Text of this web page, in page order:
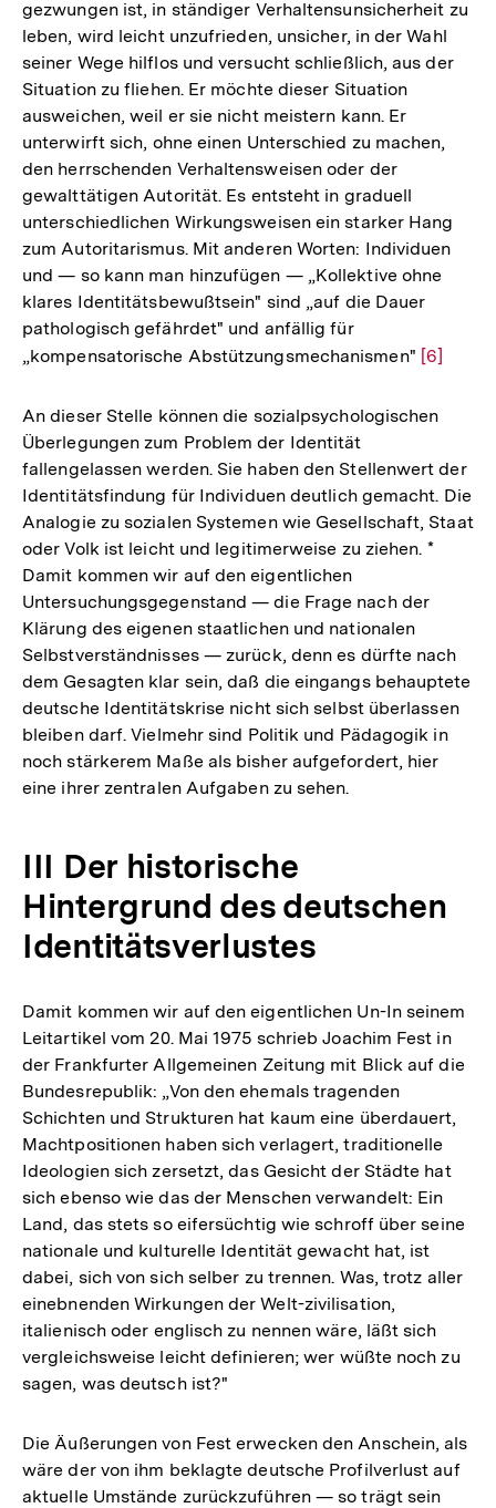
gezwungen ist, in ständiger Verhaltensunsicherheit zu
leben, wird leicht unzufrieden, unsicher, in der Wahl
seiner Wege hilflos und versucht schließlich, aus der
Situation zu fliehen. Er möchte dieser Situation
ausweichen, weil er sie nicht meistern kann. Er
unterwirft sich, ohne einen Unterschied zu machen,
den herrschenden Verhaltensweisen oder der
gewalttätigen Autorität. Es entsteht in graduell
unterschiedlichen Wirkungsweisen ein starker Hang
zum Autoritarismus. Mit anderen Worten: Individuen
und — so kann man hinzufügen — „Kollektive ohne
klares Identitätsbewußtsein" sind „auf die Dauer
pathologisch gefährdet" und anfällig für
„kompensatorische Abstützungsmechanismen" Zur
der
[6]
An dieser Stelle können die sozialpsychologischen
Überlegungen zum Problem der Identität
fallengelassen werden. Sie haben den Stellenwert der
Identitätsfindung für Individuen deutlich gemacht. Die
Analogie zu sozialen Systemen wie Gesellschaft, Staat
oder Volk ist leicht und legitimerweise zu ziehen. *
Damit kommen wir auf den eigentlichen
Untersuchungsgegenstand — die Frage nach der
Klärung des eigenen staatlichen und nationalen
Selbstverständnisses — zurück, denn es dürfte nach
dem Gesagten klar sein, daß die eingangs behauptete
deutsche Identitätskrise nicht sich selbst überlassen
bleiben darf. Vielmehr sind Politik und Pädagogik in
noch stärkerem Maße als bisher aufgefordert, hier
eine ihrer zentralen Aufgaben zu sehen.
III Der historische
Hintergrund des deutschen
Identitätsverlustes
Damit kommen wir auf den eigentlichen Un-In seinem
Leitartikel vom 20. Mai 1975 schrieb Joachim Fest in
der Frankfurter Allgemeinen Zeitung mit Blick auf die
Bundesrepublik: „Von den ehemals tragenden
Schichten und Strukturen hat kaum eine überdauert,
Machtpositionen haben sich verlagert, traditionelle
Ideologien sich zersetzt, das Gesicht der Städte hat
sich ebenso wie das der Menschen verwandelt: Ein
Land, das stets so eifersüchtig wie schroff über seine
nationale und kulturelle Identität gewacht hat, ist
dabei, sich von sich selber zu trennen. Was, trotz aller
einebnenden Wirkungen der Welt-zivilisation,
italienisch oder englisch zu nennen wäre, läßt sich
vergleichsweise leicht definieren; wer wüßte noch zu
sagen, was deutsch ist?"
Die Äußerungen von Fest erwecken den Anschein, als
wäre der von ihm beklagte deutsche Profilverlust auf
aktuelle Umstände zurückzuführen — so trägt sein